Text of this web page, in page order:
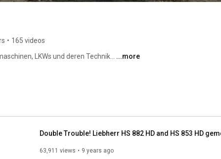
• 165 videos
LKWs und deren Technik... ...more
63,911 views 9 years ago